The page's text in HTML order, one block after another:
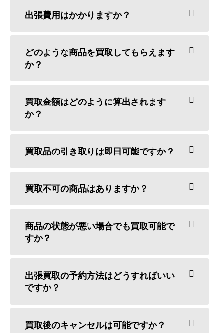
出張費用はかかりますか？
どのような商品を買取してもらえます
か？
買取金額はどのように算出されます
か？
買取品の引き取りは即日可能ですか？
買取不可の商品はありますか？
商品の状態が悪い場合でも買取可能で
すか？
出張買取の予約方法はどうすればいい
ですか？
買取後のキャンセルは可能ですか？